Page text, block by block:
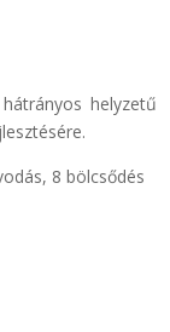
helyzetű
8 bölcsődés